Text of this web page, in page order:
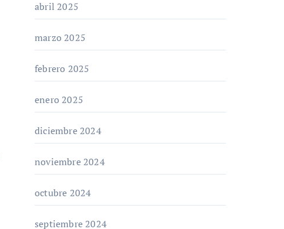
abril 2025
marzo 2025
febrero 2025
enero 2025
diciembre 2024
noviembre 2024
octubre 2024
septiembre 2024